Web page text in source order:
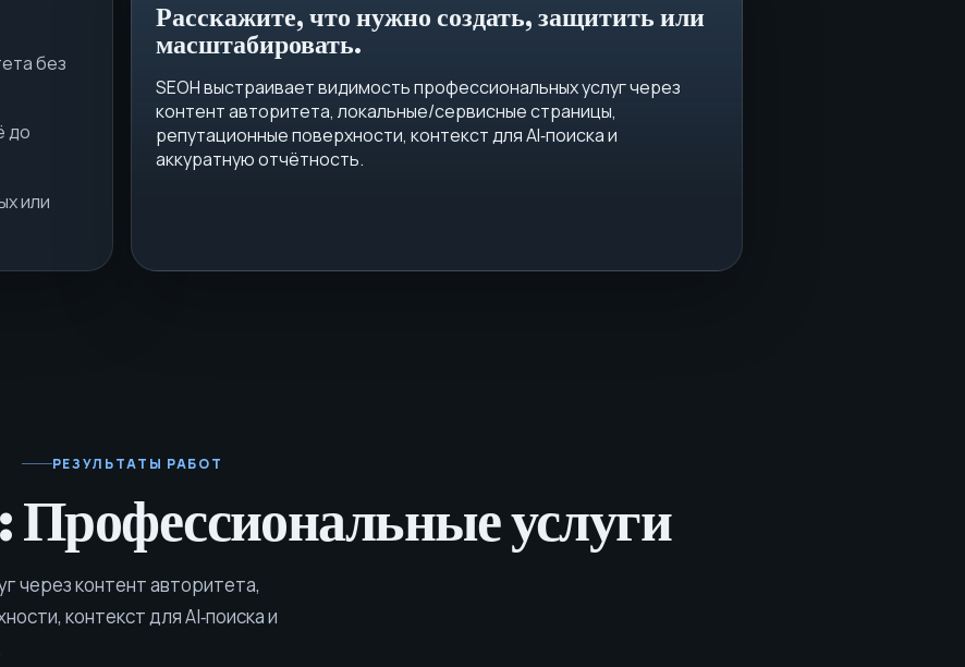
без
до
или
Расскажите, что нужно создать, защитить или
масштабировать.
SEOH выстраивает видимость профессиональных услуг через
контент авторитета, локальные/сервисные страницы,
репутационные поверхности, контекст для AI‑поиска и
аккуратную отчётность.
РЕЗУЛЬТАТЫ РАБОТ
Профессиональные услуги
через контент авторитета,
контекст для AI‑поиска и